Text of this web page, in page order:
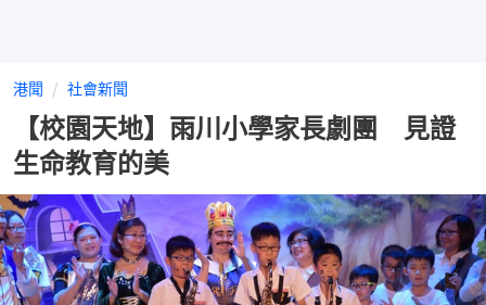
港聞 社會新聞
【校園天地】雨川小學家長劇團 見證
生命教育的美